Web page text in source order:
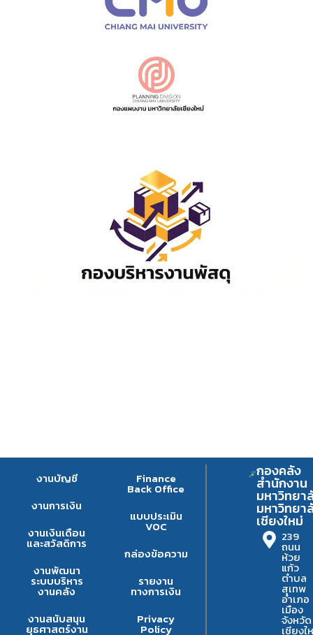
งานบัญชี
งานการเงิน
งานเงินเดือน
และสวัสดิการ
งานพัฒนา
ระบบบริหาร
งานคลัง
งานสนับสนุน
ยุธศาสตร์งาน
Finance
Back Office
แบบประเมิน
VOC
กล่องข้อความ
รายงาน
ทางการเงิน
Privacy
Policy
กองคลัง
สำนักงาน
มหาวิทยา
มหาวิทยา
เชียงใหม่
239
ถนน
ห้วย
แก้ว
ตำบล
สุเทพ
อำเภอ
เมือง
จังหวัด
เชียงใ